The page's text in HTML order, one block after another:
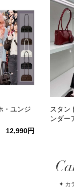
・ユンジ
12,990円
スタン
ンダー
✦ カ